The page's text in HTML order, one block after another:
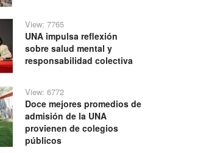
View: 7765
UNA impulsa reflexión
sobre salud mental y
responsabilidad colectiva
View: 6772
Doce mejores promedios de
admisión de la UNA
provienen de colegios
públicos